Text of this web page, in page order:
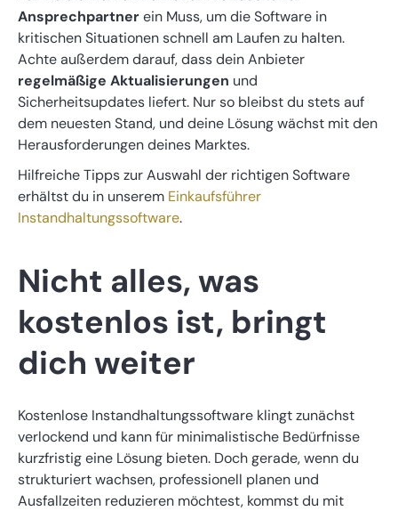
Ansprechpartnerein Muss, um die Software in
kritischen Situationen schnell am Laufen zu halten.
Achte außerdem darauf, dass dein Anbieter
regelmäßige Aktualisierungen und
Sicherheitsupdates liefert. Nur so bleibst du stets auf
dem neuesten Stand, und deine Lösung wächst mit den
Herausforderungen deines Marktes.
Hilfreiche Tipps zur Auswahl der richtigen Software
erhältst du in unserem Einkaufsführer
Instandhaltungssoftware.
Nicht alles, was
kostenlos ist, bringt
dich weiter
Kostenlose Instandhaltungssoftware klingt zunächst
verlockend und kann für minimalistische Bedürfnisse
kurzfristig eine Lösung bieten. Doch gerade, wenn du
strukturiert wachsen, professionell planen und
Ausfallzeiten reduzieren möchtest, kommst du mit